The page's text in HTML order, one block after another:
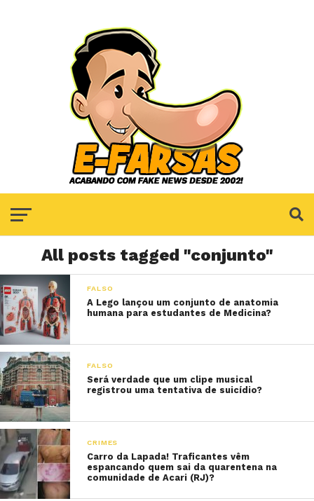
All posts tagged "conjunto"
FALSO
A Lego lançou um conjunto de anatomia
humana para estudantes de Medicina?
FALSO
Será verdade que um clipe musical
registrou uma tentativa de suicídio?
CRIMES
Carro da Lapada! Traficantes vêm
espancando quem sai da quarentena na
comunidade de Acari (RJ)?